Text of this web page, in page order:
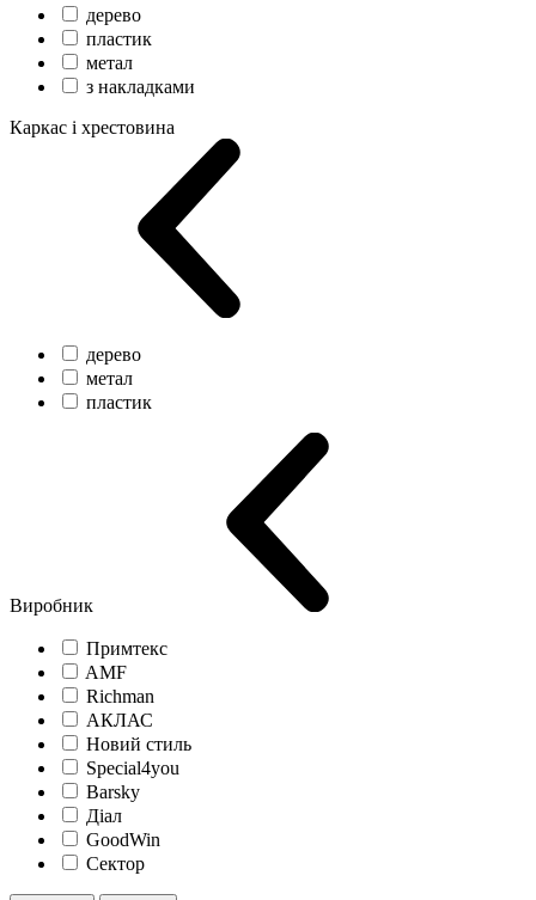
дерево
пластик
метал
з накладками
Каркас і хрестовина
дерево
метал
пластик
Виробник
Примтекс
AMF
Richman
АКЛАС
Новий стиль
Special4you
Barsky
Діал
GoodWin
Сектор